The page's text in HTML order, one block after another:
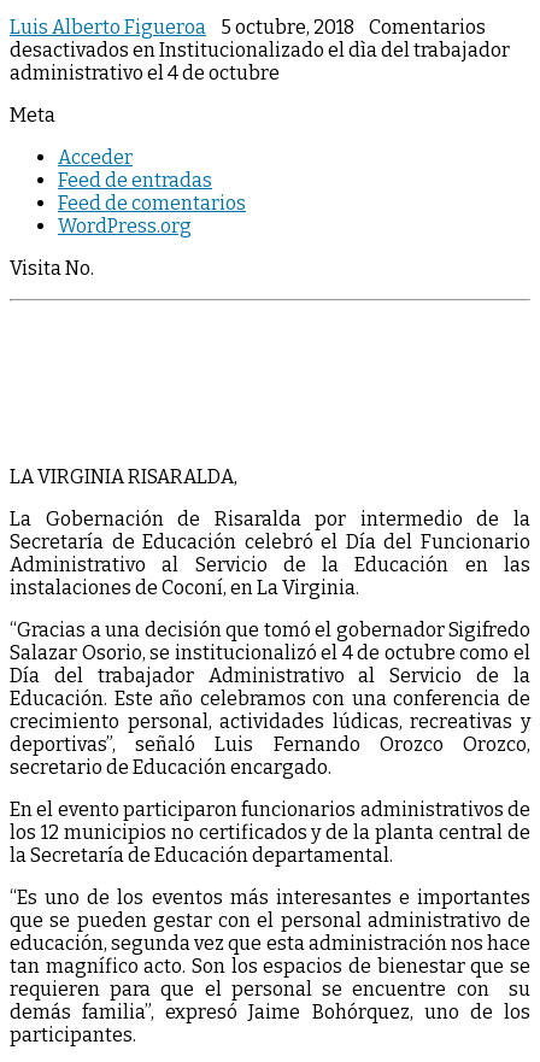
Luis Alberto Figueroa 5 octubre, 2018
Comentarios
desactivados en Institucionalizado el dìa del trabajador
administrativo el 4 de octubre
Meta
Acceder
Feed de entradas
Feed de comentarios
WordPress.org
Visita No.
LA VIRGINIA RISARALDA,
La Gobernación de Risaralda por intermedio de la
Secretaría de Educación celebró el Día del Funcionario
Administrativo al Servicio de la Educación en las
instalaciones de Coconí, en La Virginia.
“Gracias a una decisión que tomó el gobernador Sigifredo
Salazar Osorio, se institucionalizó el 4 de octubre como el
Día del trabajador Administrativo al Servicio de la
Educación. Este año celebramos con una conferencia de
crecimiento personal, actividades lúdicas, recreativas y
deportivas”, señaló Luis Fernando Orozco Orozco,
secretario de Educación encargado.
En el evento participaron funcionarios administrativos de
los 12 municipios no certificados y de la planta central de
la Secretaría de Educación departamental.
“Es uno de los eventos más interesantes e importantes
que se pueden gestar con el personal administrativo de
educación, segunda vez que esta administración nos hace
tan magnífico acto. Son los espacios de bienestar que se
requieren para que el personal se encuentre con su
demás familia”, expresó Jaime Bohórquez, uno de los
participantes.